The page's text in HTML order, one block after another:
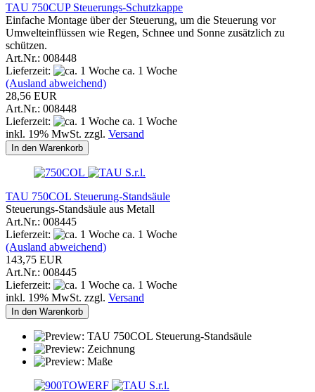
TAU 750CUP Steuerungs-Schutzkappe
Einfache Montage über der Steuerung, um die Steuerung vor
Umwelteinflüssen wie Regen, Schnee und Sonne zusätzlich zu
schützen.
Art.Nr.: 008448
Lieferzeit:
ca. 1 Woche
(Ausland abweichend)
28,56 EUR
Art.Nr.: 008448
Lieferzeit:
ca. 1 Woche
inkl. 19% MwSt. zzgl. Versand
In den Warenkorb
TAU 750COL Steuerung-Standsäule
Steuerungs-Standsäule aus Metall
Art.Nr.: 008445
Lieferzeit:
ca. 1 Woche
(Ausland abweichend)
143,75 EUR
Art.Nr.: 008445
Lieferzeit:
ca. 1 Woche
inkl. 19% MwSt. zzgl. Versand
In den Warenkorb